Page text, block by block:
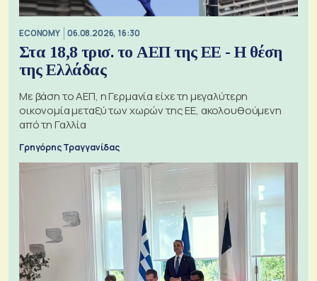
ECONOMY 06.08.2026, 16:30
Στα 18,8 τρισ. το ΑΕΠ της ΕΕ - Η θέση
της Ελλάδας
Με βάση το ΑΕΠ, η Γερμανία είχε τη μεγαλύτερη
οικονομία μεταξύ των χωρών της ΕΕ, ακολουθούμενη
από τη Γαλλία
Γρηγόρης Τραγγανίδας